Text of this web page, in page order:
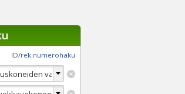
ID/rek.numerohaku